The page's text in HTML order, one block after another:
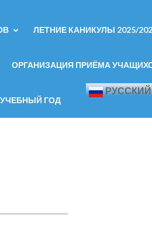
ЛЕТНИЕ КАНИКУЛЫ 2025/
ОРГАНИЗАЦИЯ ПРИЁМА
УЧЕБНЫЙ ГОД
РУССКИЙ